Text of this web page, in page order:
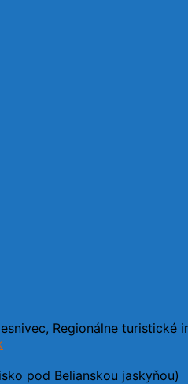
Regionálne turistické
pod Belianskou jaskyňou)